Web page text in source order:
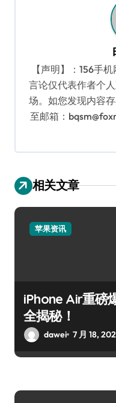
【声明】：156手
言论仅代表作者个
场。如您发现内容
至邮箱：
相关文章
苹果资讯
iPhone Air重磅
全揭秘！
dawei 7 月 18,